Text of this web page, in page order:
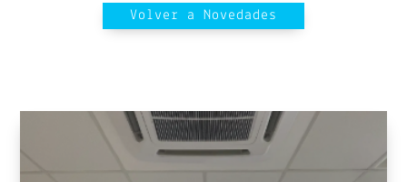
Volver a Novedades